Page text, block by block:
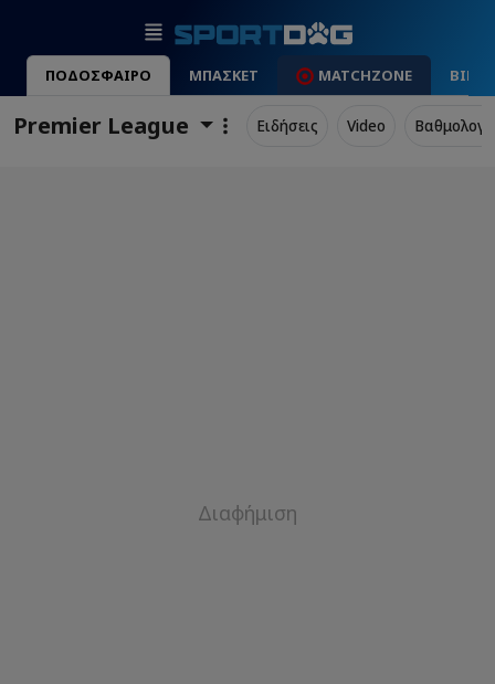
ΠΟΔΟΣΦΑΙΡΟ ΜΠΑΣΚΕΤ MATCHZONE
Premier League Ειδήσεις Video